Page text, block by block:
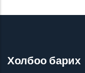
Холбоо барих